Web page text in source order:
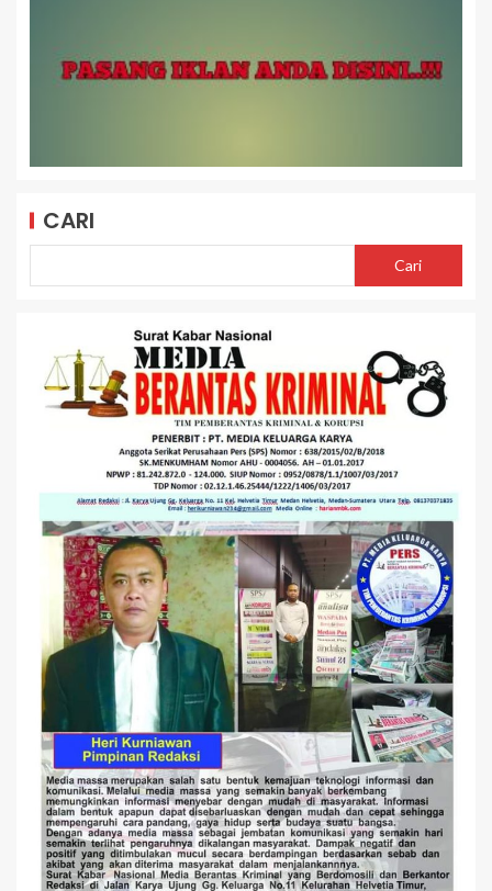
CARI
Cari